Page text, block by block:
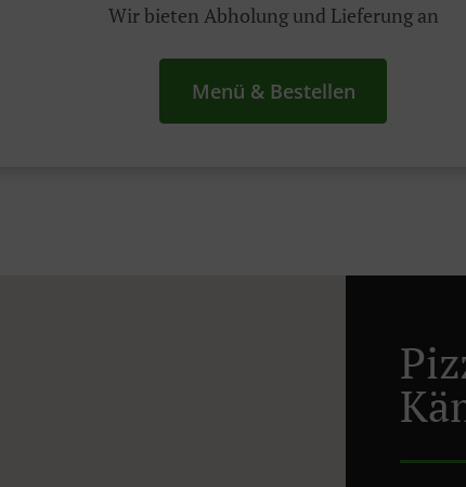
Wir bieten Abholung und Lieferung an
Menü & Bestellen